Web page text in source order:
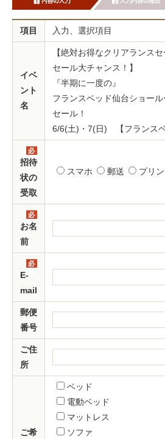
項目 入力、選択項目
イベ
ント
名
【絶対お得なクリアランス
セール大チャンス！】
『半期に一度の』
フランスベッド仙台ショー
セール！
6/6(土)・7(日) 【フランスベ
必
須
招待
状の
受取
スマホ 郵送 プリン
必
須
お名
前
必
E-
mail
郵便
番号
ご住
所
ご希
ベッド
電動ベッド
マットレス
ソファ